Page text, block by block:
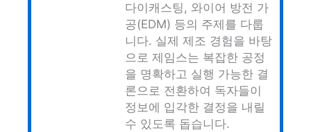
다이캐스팅, 와이어 방전 가
공(EDM) 등의 주제를 다룹
니다. 실제 제조 경험을 바탕
으로 제임스는 복잡한 공정
을 명확하고 실행 가능한 결
론으로 전환하여 독자들이
정보에 입각한 결정을 내릴
수 있도록 돕습니다.